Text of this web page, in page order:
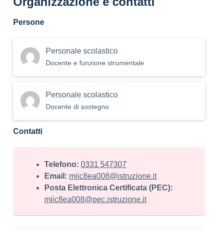
Persone
Personale scolastico
Docente e funzione strumentale
Personale scolastico
Docente di sostegno
Contatti
Telefono: 0331 547307
Email: miic8ea008@istruzione.it
Posta Elettronica Certificata (PEC):
miic8ea008@pec.istruzione.it